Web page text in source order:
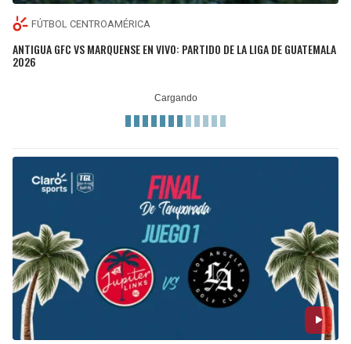
FÚTBOL CENTROAMÉRICA
ANTIGUA GFC VS MARQUENSE EN VIVO: PARTIDO DE LA LIGA DE GUATEMALA
2026